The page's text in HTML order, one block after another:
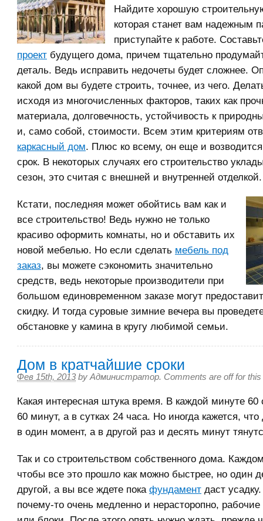
Найдите хорошую
которая станет вам надежным
приступайте к работе.
проект будущего дома, причем тщательно
деталь. Ведь исправить недочеты будет сложнее.
какой дом вы будете строить, точнее, из чего.
исходя из многочисленных факторов, таких как
материала, долговечность, устойчивость к
и, само собой, стоимости. Всем этим критериям
каркасный дом. Плюс ко всему, он еще и возводится
срок. В некоторых случаях его строительство
сезон, это считая с внешней и внутренней отделкой.
Кстати, последняя может обойтись вам как и
все строительство! Ведь нужно не только
красиво оформить комнаты, но и обставить их
новой мебелью. Но если сделать мебель под
заказ, вы можете сэкономить значительно
средств, ведь некоторые производители при
большом единовременном заказе могут
скидку. И тогда суровые зимние вечера вы
обстановке у камина в кругу любимой семьи.
Дом в кратчайшие сроки
Фев 15th, 2013 by Администратор. Comments are off for
Какая интересная штука время. В каждой минуте 60
60 минут, а в сутках 24 часа. Но иногда кажется, что
в один момент, а в другой раз и десять минут
Так и со строительством собственного дома.
чтобы все это прошло как можно быстрее, но один
другой, а вы все ждете пока фундамент даст
почему-то очень медленно и нерасторопно, рабочие